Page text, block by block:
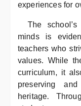
experiences for
The
minds is
teachers who
values. While
curriculum, it
preserving
heritage.